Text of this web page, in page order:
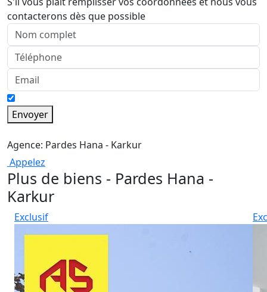
contacterons dès que possible
Envoyer
Agence: Pardes Hana - Karkur
Appelez
Plus de biens - Pardes Hana -
Karkur
Exclusif